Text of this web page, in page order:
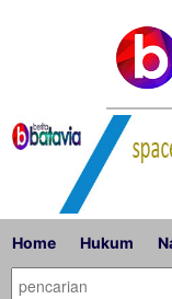
Home Hukum